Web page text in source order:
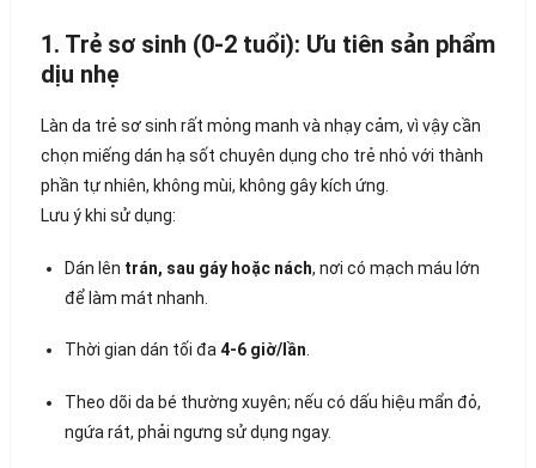
1. Trẻ sơ sinh (0-2 tuổi): Ưu tiên sản phẩm
dịu nhẹ
Làn da trẻ sơ sinh rất mỏng manh và nhạy cảm, vì vậy cần
chọn miếng dán hạ sốt chuyên dụng cho trẻ nhỏ với thành
phần tự nhiên, không mùi, không gây kích ứng.
Lưu ý khi sử dụng:
Dán lên trán, sau gáy hoặc nách, nơi có mạch máu lớn
để làm mát nhanh.
Thời gian dán tối đa4-6 giờ/lần.
Theo dõi da bé thường xuyên; nếu có dấu hiệu mẩn đỏ,
ngứa rát, phải ngưng sử dụng ngay.